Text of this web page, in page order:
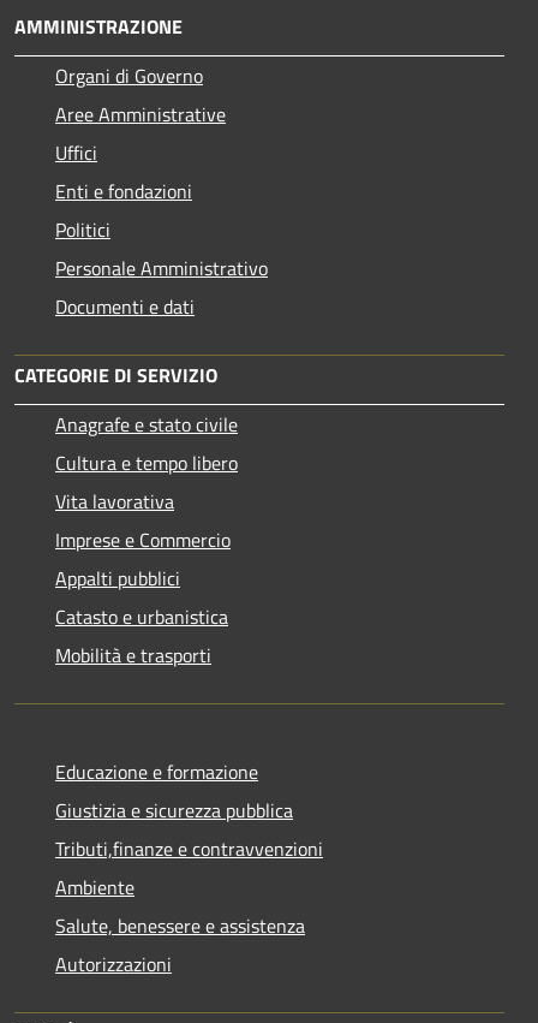
AMMINISTRAZIONE
Organi di Governo
Aree Amministrative
Uffici
Enti e fondazioni
Politici
Personale Amministrativo
Documenti e dati
CATEGORIE DI SERVIZIO
Anagrafe e stato civile
Cultura e tempo libero
Vita lavorativa
Imprese e Commercio
Appalti pubblici
Catasto e urbanistica
Mobilità e trasporti
Educazione e formazione
Giustizia e sicurezza pubblica
Tributi,finanze e contravvenzioni
Ambiente
Salute, benessere e assistenza
Autorizzazioni